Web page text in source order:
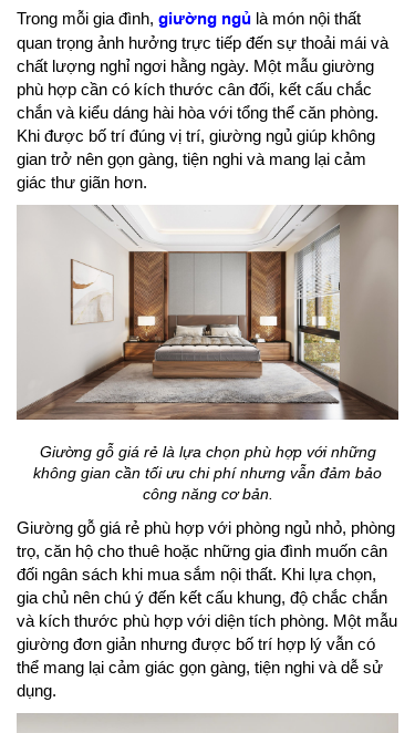
Trong mỗi gia đình, giường ngủ là món nội thất
quan trọng ảnh hưởng trực tiếp đến sự thoải mái và
chất lượng nghỉ ngơi hằng ngày. Một mẫu giường
phù hợp cần có kích thước cân đối, kết cấu chắc
chắn và kiểu dáng hài hòa với tổng thể căn phòng.
Khi được bố trí đúng vị trí, giường ngủ giúp không
gian trở nên gọn gàng, tiện nghi và mang lại cảm
giác thư giãn hơn.
Giường gỗ giá rẻ là lựa chọn phù hợp với những
không gian cần tối ưu chi phí nhưng vẫn đảm bảo
công năng cơ bản.
Giường gỗ giá rẻ phù hợp với phòng ngủ nhỏ, phòng
trọ, căn hộ cho thuê hoặc những gia đình muốn cân
đối ngân sách khi mua sắm nội thất. Khi lựa chọn,
gia chủ nên chú ý đến kết cấu khung, độ chắc chắn
và kích thước phù hợp với diện tích phòng. Một mẫu
giường đơn giản nhưng được bố trí hợp lý vẫn có
thể mang lại cảm giác gọn gàng, tiện nghi và dễ sử
dụng.